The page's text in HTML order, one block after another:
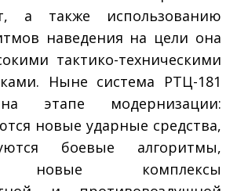
а также использованию
наведения на цели она
тактико-техническими
Ныне система РТЦ-181
этапе модернизации:
новые ударные средства,
боевые алгоритмы,
новые комплексы